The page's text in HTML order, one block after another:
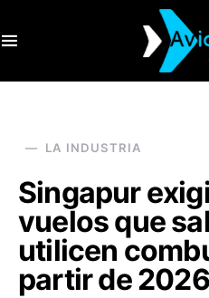
LA INDUSTRIA
Singapur
vuelos que
utilicen
partir de 2026